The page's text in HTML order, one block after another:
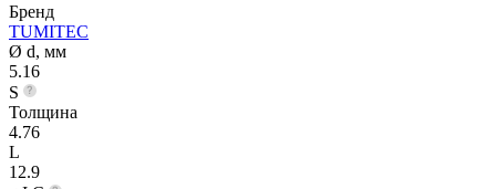
Бренд
TUMITEC
Ø d, мм
5.16
S
Толщина
4.76
L
12.9